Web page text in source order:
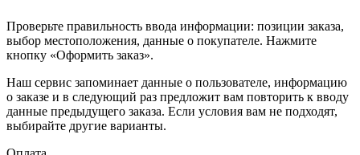
Проверьте правильность ввода информации: позиции заказа,
выбор местоположения, данные о покупателе. Нажмите
кнопку «Оформить заказ».
Наш сервис запоминает данные о пользователе, информацию
о заказе и в следующий раз предложит вам повторить к вводу
данные предыдущего заказа. Если условия вам не подходят,
выбирайте другие варианты.